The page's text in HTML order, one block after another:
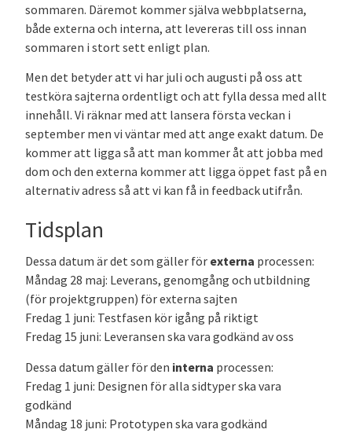
sommaren. Däremot kommer själva webbplatserna,
både externa och interna, att levereras till oss innan
sommaren i stort sett enligt plan.
Men det betyder att vi har juli och augusti på oss att
testköra sajterna ordentligt och att fylla dessa med allt
innehåll. Vi räknar med att lansera första veckan i
september men vi väntar med att ange exakt datum. De
kommer att ligga så att man kommer åt att jobba med
dom och den externa kommer att ligga öppet fast på en
alternativ adress så att vi kan få in feedback utifrån.
Tidsplan
Dessa datum är det som gäller för externa processen:
Måndag 28 maj: Leverans, genomgång och utbildning
(för projektgruppen) för externa sajten
Fredag 1 juni: Testfasen kör igång på riktigt
Fredag 15 juni: Leveransen ska vara godkänd av oss
Dessa datum gäller för den interna processen:
Fredag 1 juni: Designen för alla sidtyper ska vara
godkänd
Måndag 18 juni: Prototypen ska vara godkänd